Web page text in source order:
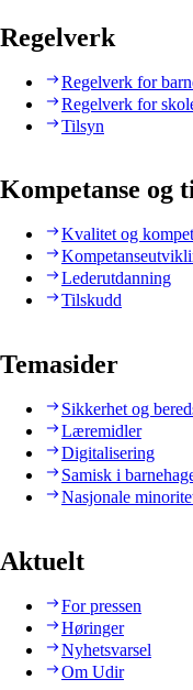
Regelverk
Regelverk for
Regelverk for
Tilsyn
Kompetanse og
Kvalitet og
Lederutdanning
Tilskudd
Temasider
Sikkerhet og
Læremidler
Digitalisering
Samisk i
Nasjonale
Aktuelt
For pressen
Høringer
Nyhetsvarsel
Om Udir